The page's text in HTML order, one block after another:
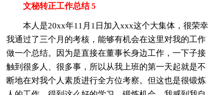
文秘转正工作总结 5
本人是20xx年11月1日加入xxx这个大集体，很荣幸
我通过了三个月的考核，能够有机会在这里对我的工作
做一个总结。因为是直接在董事长身边工作，一下子接
触到很多人、很多事，所以从我上班的第一天起就是不
断地在对我个人素质进行全方位考察。但这也是很锻炼